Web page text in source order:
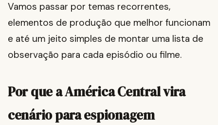
Vamos passar por temas recorrentes,
elementos de produção que melhor funcionam
e até um jeito simples de montar uma lista de
observação para cada episódio ou filme.
Por que a América Central vira
cenário para espionagem